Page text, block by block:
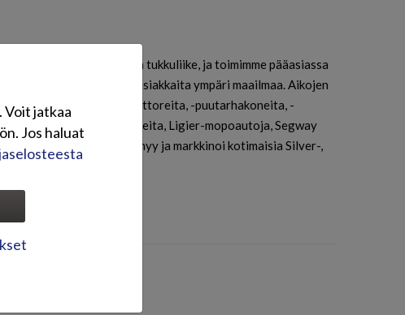
teknisen kaupan alan tukkuliike, ja toimimme pääasiassa
mutta meillä on asiakkaita ympäri maailmaa. Aikojen
moottoripyöriä, -perämoottoreita, -puutarhakoneita, -
e-power-generaattoreita, Ligier-mopoautoja, Segway
lisäksi Oy Brandt Ab myy ja markkinoi kotimaisia Silver-,
Voit jatkaa
Jos haluat